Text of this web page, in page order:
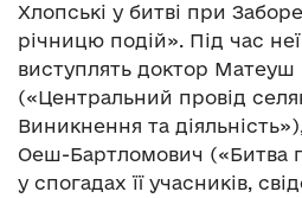
Хлопські у битві при
річницю подій». Під час
виступлять доктор Матеуш
(«Центральний провід
Виникнення та
Оеш-Бартломович («Битва
у спогадах її учасників,